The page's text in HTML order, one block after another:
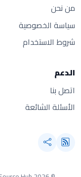
من نحن
سياسة الخصوصية
شروط الاستخدام
الدعم
اتصل بنا
الأسئلة الشائعة